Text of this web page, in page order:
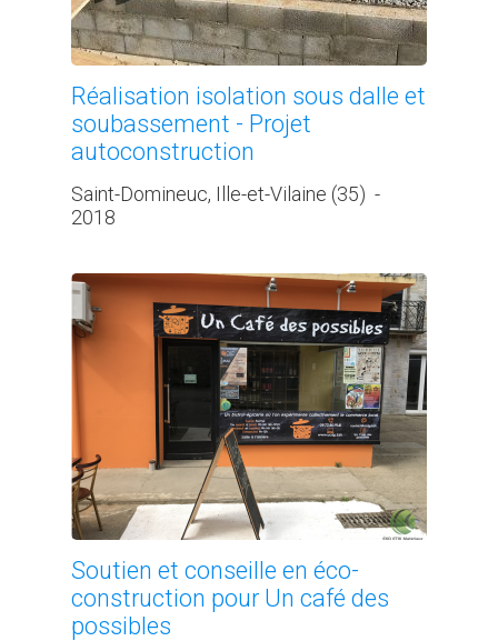
Réalisation isolation sous dalle et
soubassement - Projet
autoconstruction
Saint-Domineuc, Ille-et-Vilaine (35) -
2018
Soutien et conseille en éco-
construction pour Un café des
possibles